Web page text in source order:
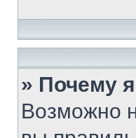
» Почему
Возможно